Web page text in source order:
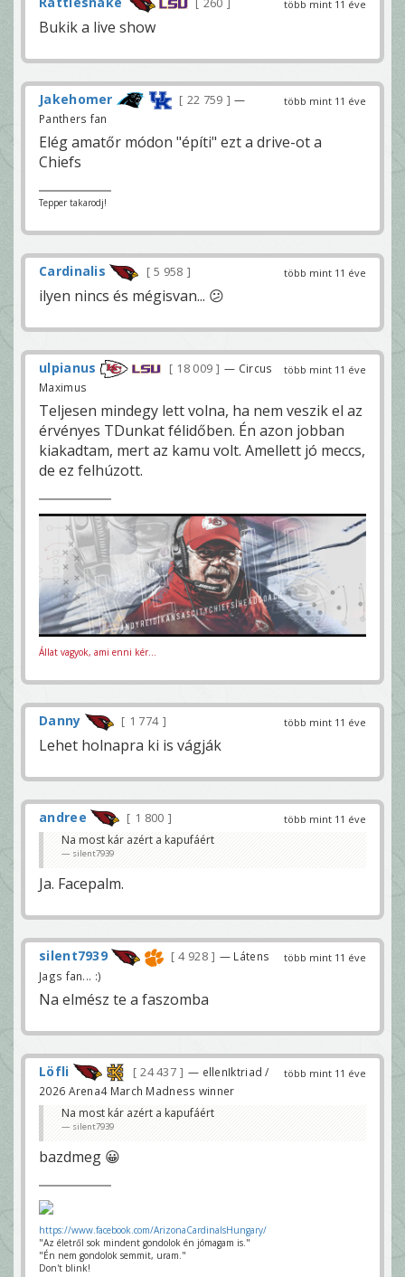
több mint 11 éve
260
Bukik a live show
több mint 11 éve
Jakehomer 22 759
—
Panthers fan
Elég amatőr módon "építi" ezt a drive-ot a
Chiefs
Tepper takarodj!
több mint 11 éve
Cardinalis 5 958
ilyen nincs és mégisvan... 😕
több mint 11 éve
ulpianus 18 009
— Circus
Maximus
Teljesen mindegy lett volna, ha nem veszik el az
érvényes TDunkat félidőben. Én azon jobban
kiakadtam, mert az kamu volt. Amellett jó meccs,
de ez felhúzott.
Állat vagyok, ami enni kér...
több mint 11 éve
Danny 1 774
Lehet holnapra ki is vágják
több mint 11 éve
andree
1 800
Na most kár azért a kapufáért
silent7939
Ja. Facepalm.
több mint 11 éve
silent7939 4 928
— Látens
Jags fan... :)
Na elmész te a faszomba
több mint 11 éve
Löfli 24 437
— ellenIktriad /
2026 Arena4 March Madness winner
Na most kár azért a kapufáért
silent7939
bazdmeg 😀
https://www.facebook.com/ArizonaCardinalsHungary/
"Az életről sok mindent gondolok én jómagam is."
"Én nem gondolok semmit, uram."
Don't blink!